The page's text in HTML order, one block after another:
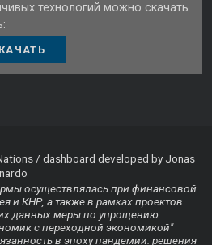
технологий можно скачать
/ dashboard developed by Jonas
осуществлялась при финансовой
и КНР, а также в рамках проектов
данных меры по упрощению
с переходной экономикой"
в эпоху пандемии: решения